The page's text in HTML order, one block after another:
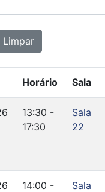
Limpar
Horário Sala
13:30 -
17:30
Sala
22
14:00 -
Sala